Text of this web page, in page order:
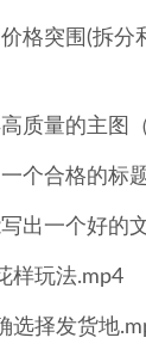
格突围(拆分
质量的主图
个合格的标
出一个好的
样玩法.mp4
选择发货地